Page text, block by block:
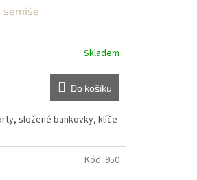
semiše
Skladem
Do košíku
složené bankovky, klíče
Kód: 950